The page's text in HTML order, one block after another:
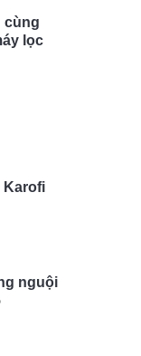
cùng
lọc
Karofi
nguội